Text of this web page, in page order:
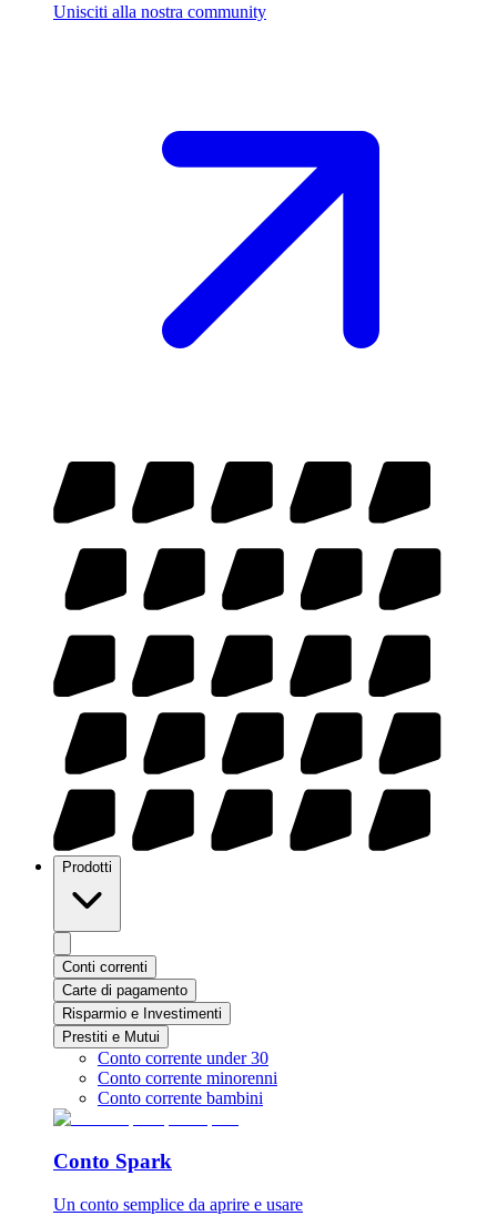
Unisciti alla nostra community
Prodotti
Conti correnti
Carte di pagamento
Risparmio e Investimenti
Prestiti e Mutui
Conto corrente under 30
Conto corrente minorenni
Conto corrente bambini
Conto Spark
Un conto semplice da aprire e usare